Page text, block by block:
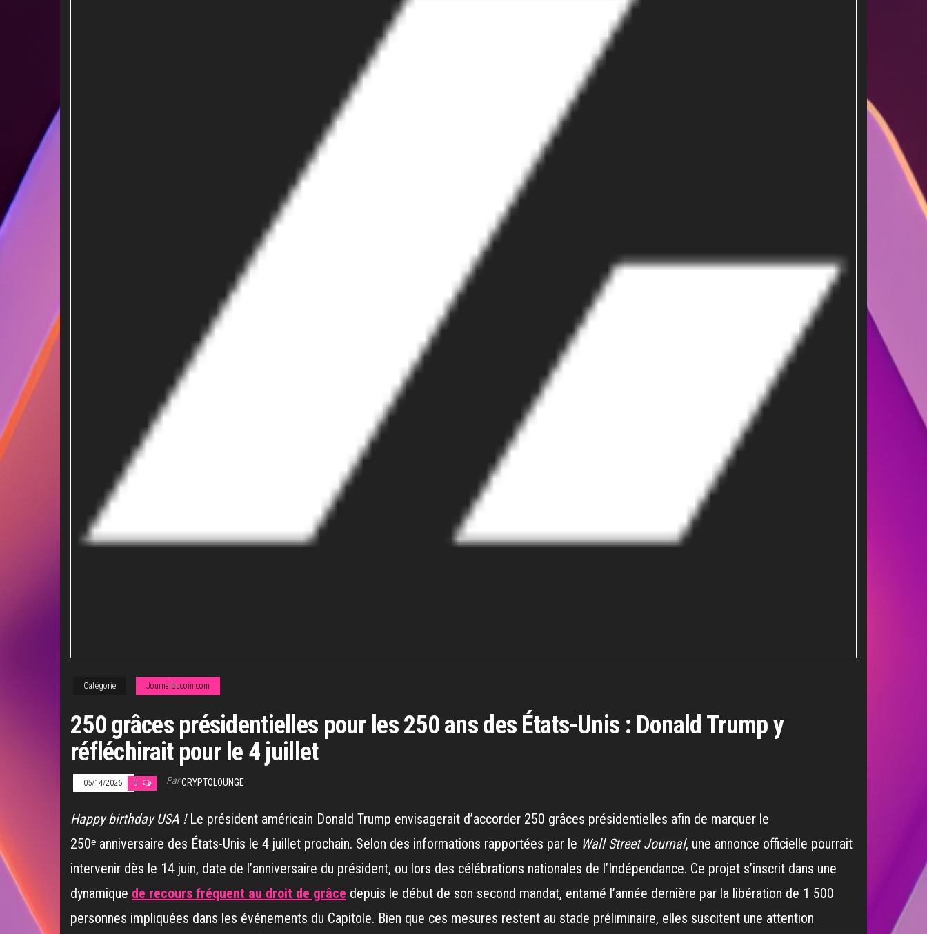
Catégorie Journalducoin.com
250 grâces présidentielles pour les 250 ans des États-Unis : Donald Trump y
réfléchirait pour le 4 juillet
05/14/2026 0 ParCRYPTOLOUNGE
Happy birthday USA ! Le président américain Donald Trump envisagerait d’accorder 250 grâces présidentielles afin de marquer le
250ᵉ anniversaire des États-Unis le 4 juillet prochain. Selon des informations rapportées par le Wall Street Journal, une annonce officielle pourrait
intervenir dès le 14 juin, date de l’anniversaire du président, ou lors des célébrations nationales de l’Indépendance. Ce projet s’inscrit dans une
dynamique de recours fréquent au droit de grâce depuis le début de son second mandat, entamé l’année dernière par la libération de 1 500
personnes impliquées dans les événements du Capitole. Bien que ces mesures restent au stade préliminaire, elles suscitent une attention